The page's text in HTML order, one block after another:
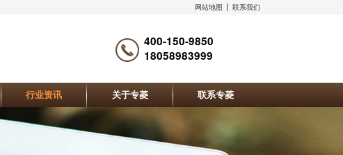
网站地图 联系我们
400-150-9850
18058983999
行业资讯 关于专菱 联系专菱